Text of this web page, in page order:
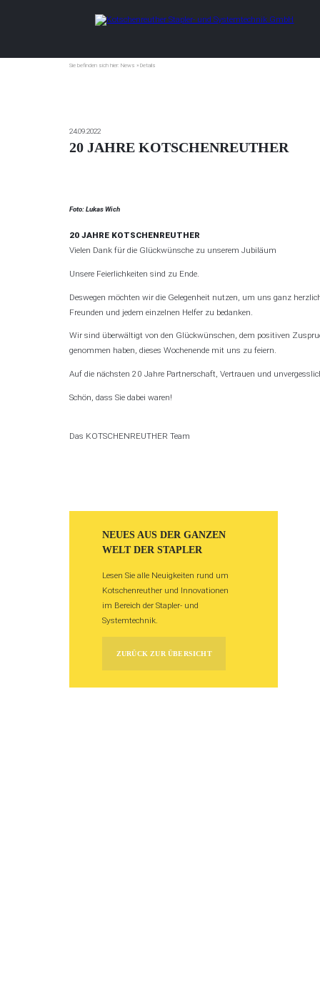
Sie befinden sich hier: News » Details
Sie befinden sich hier: News » Details
24.09.2022
20 JAHRE KOTSCHENREUTHER
Foto: Lukas Wich
20 JAHRE KOTSCHENREUTHER
Vielen Dank für die Glückwünsche zu unserem Jubiläum
Unsere Feierlichkeiten sind zu Ende.
Deswegen möchten wir die Gelegenheit nutzen, um uns ganz
Freunden und jedem einzelnen Helfer zu bedanken.
Wir sind überwältigt von den Glückwünschen, dem positiven
genommen haben, dieses Wochenende mit uns zu feiern.
Auf die nächsten 20 Jahre Partnerschaft, Vertrauen und
Schön, dass Sie dabei waren!
Das KOTSCHENREUTHER Team
NEUES AUS DER GANZEN
WELT DER STAPLER
Lesen Sie alle Neuigkeiten rund um
Kotschenreuther und Innovationen
im Bereich der Stapler- und
Systemtechnik.
ZURÜCK ZUR ÜBERSICHT